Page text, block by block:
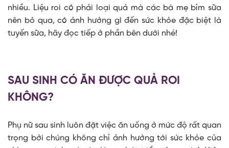
nhiều. Liệu roi có phải loại quả mà các bà mẹ bỉm sữa
nên bỏ qua, có ảnh hưởng gì đến sức khỏe đặc biệt là
tuyến sữa, hãy đọc tiếp ở phần bên dưới nhé!
SAU SINH CÓ ĂN ĐƯỢC QUẢ ROI
KHÔNG?
Phụ nữ sau sinh luôn đặt việc ăn uống ở mức độ rất quan
trọng bởi chúng không chỉ ảnh hưởng tới sức khỏe của